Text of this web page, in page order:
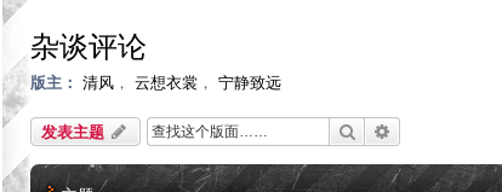
杂谈评论
版主： 清风 ， 云想衣裳 ， 宁静致远
发表主题 搜索